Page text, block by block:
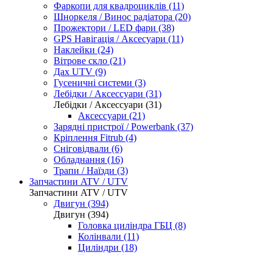
Фаркопи для квадроциклів (11)
Шноркеля / Винос радіатора (20)
Прожектори / LED фари (38)
GPS Навігація / Аксесуари (11)
Наклейки (24)
Вітрове скло (21)
Дах UTV (9)
Гусеничні системи (3)
Лебідки / Аксессуари (31)
Лебідки / Аксессуари (31)
Аксессуари (21)
Зарядні пристрої / Powerbank (37)
Кріплення Fitrub (4)
Сніговідвали (6)
Обладнання (16)
Трапи / Наїзди (3)
Запчастини ATV / UTV
Запчастини ATV / UTV
Двигун (394)
Двигун (394)
Головка циліндра ГБЦ (8)
Колінвали (11)
Циліндри (18)